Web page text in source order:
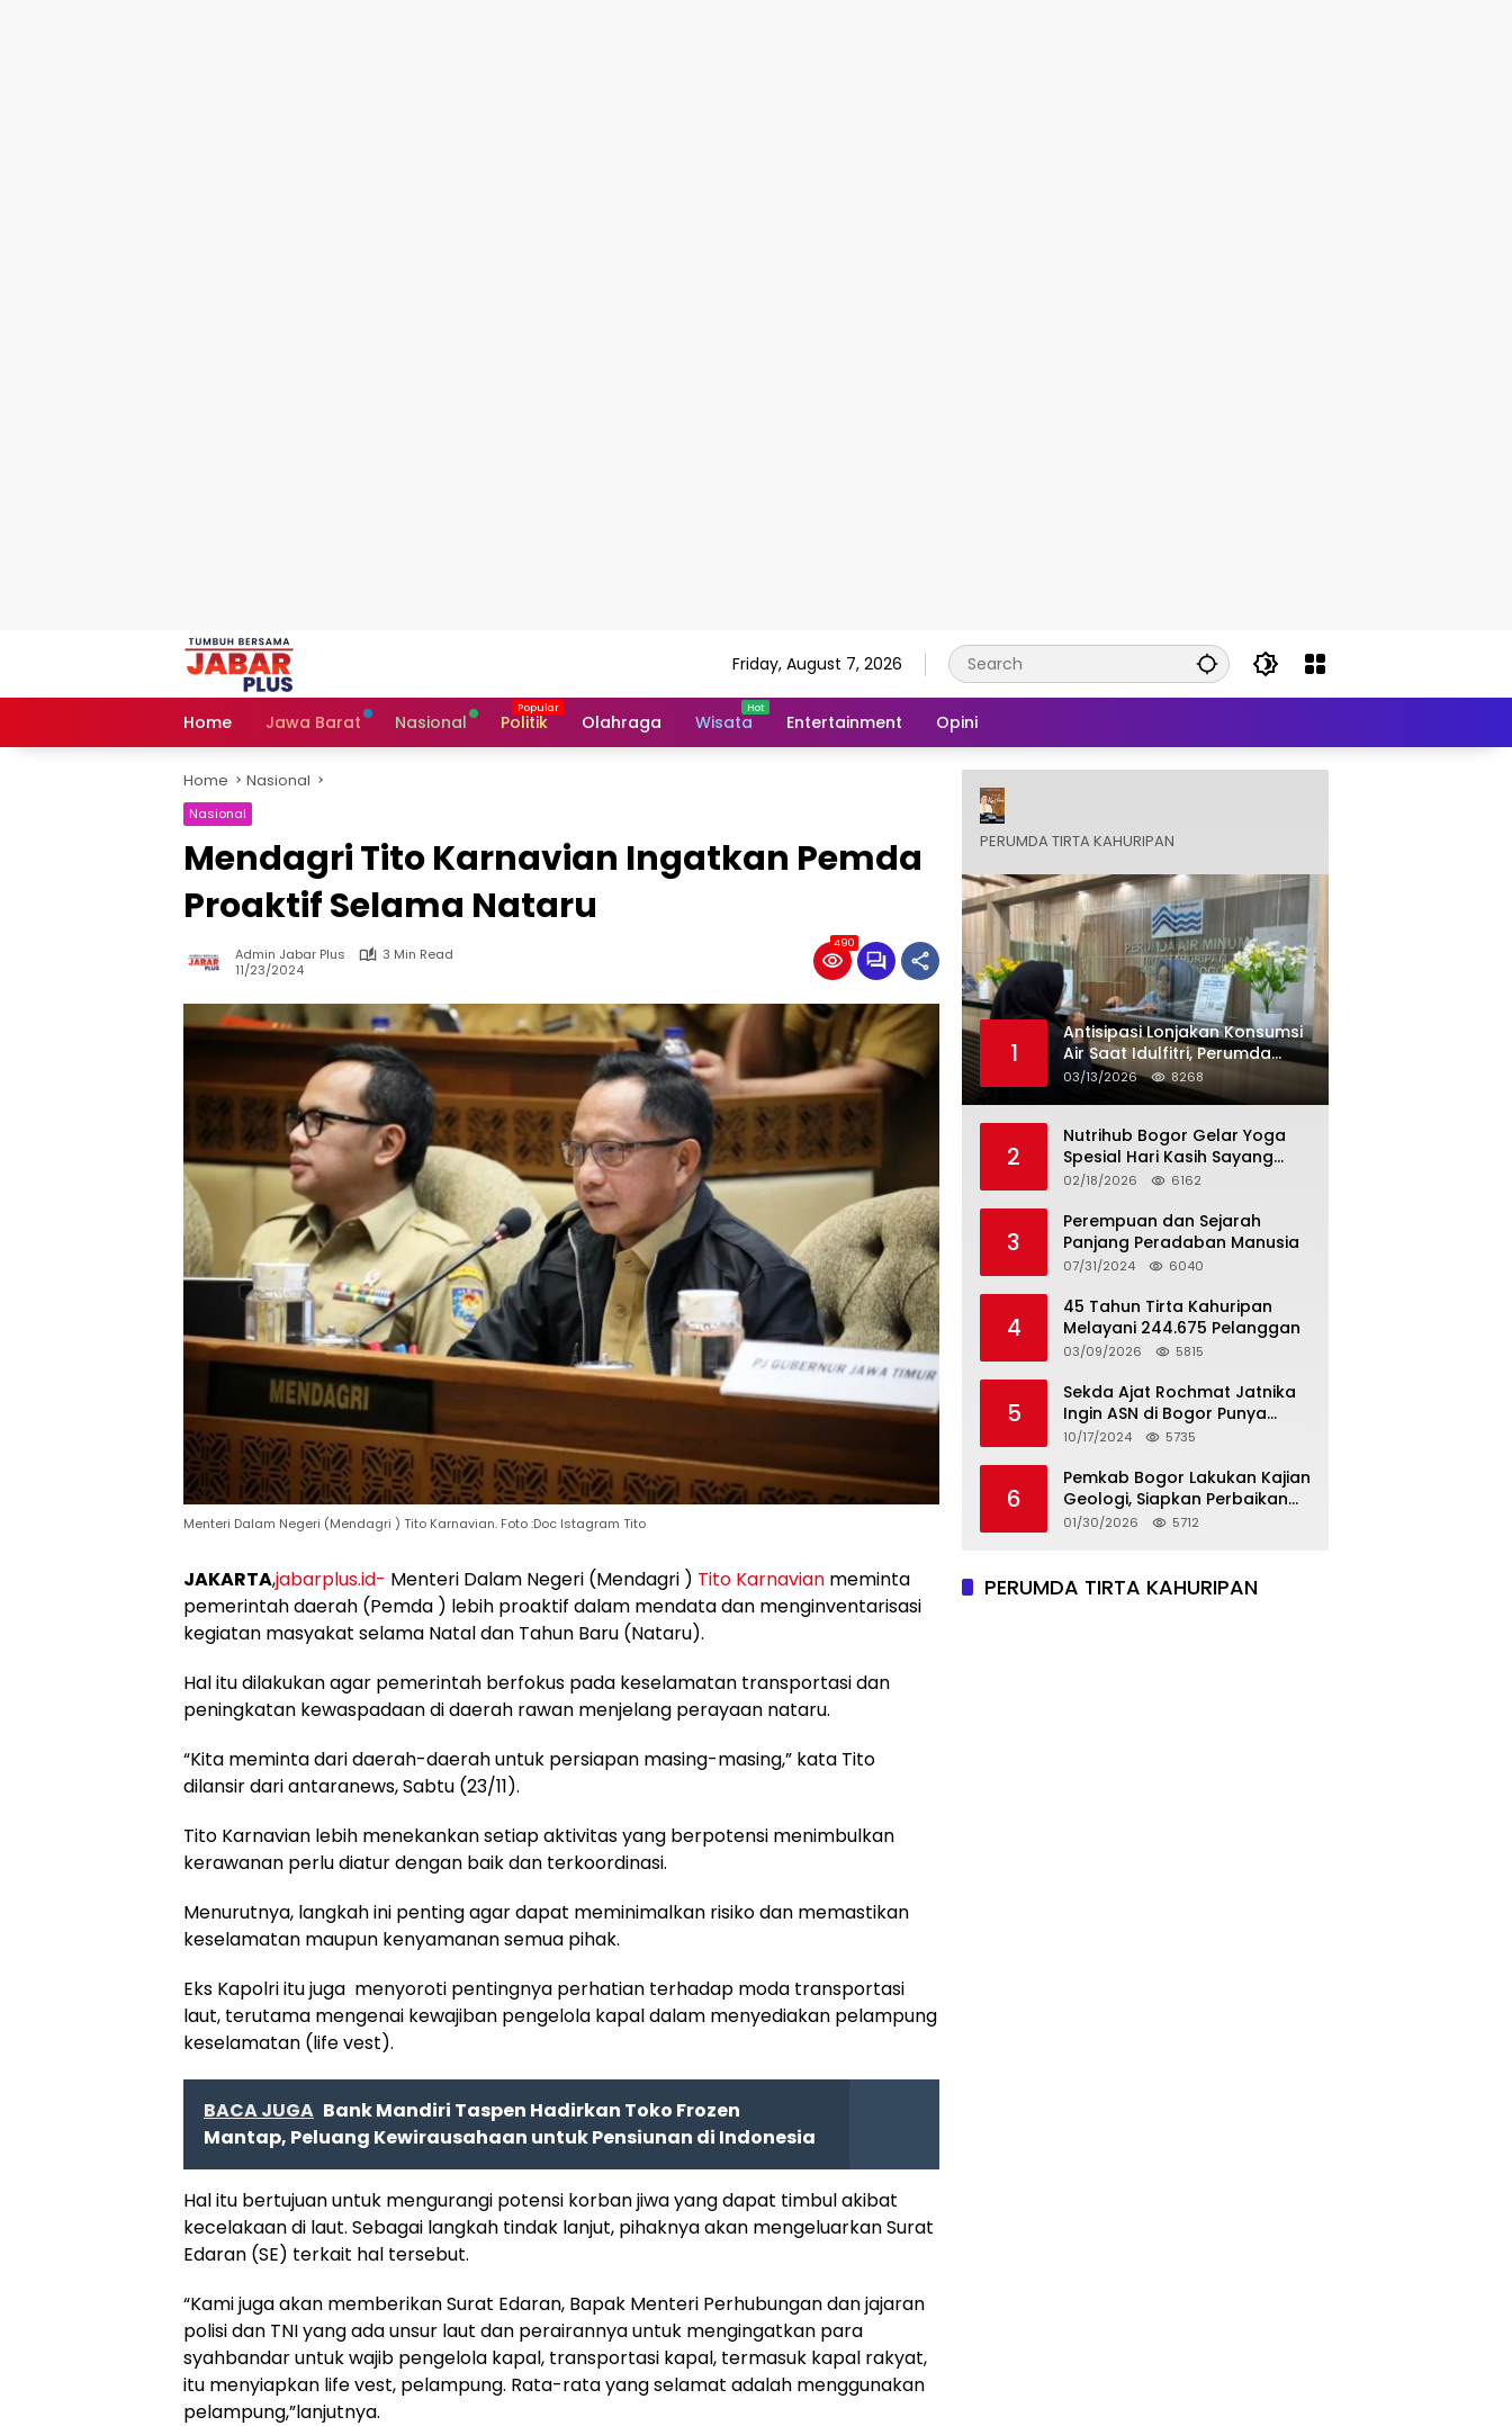
Friday, August 7, 2026
Home Jawa Barat Nasional Politik Olahraga Wisata Entertainment Opini
Home Nasional
Nasional
Mendagri Tito Karnavian Ingatkan Pemda
Proaktif Selama Nataru
Admin Jabar Plus
3 Min Read
11/23/2024
490
Menteri Dalam Negeri (Mendagri ) Tito Karnavian. Foto :Doc Istagram Tito
JAKARTA,jabarplus.id- Menteri Dalam Negeri (Mendagri ) Tito Karnavian meminta
pemerintah daerah (Pemda ) lebih proaktif dalam mendata dan menginventarisasi
kegiatan masyakat selama Natal dan Tahun Baru (Nataru).
Hal itu dilakukan agar pemerintah berfokus pada keselamatan transportasi dan
peningkatan kewaspadaan di daerah rawan menjelang perayaan nataru.
“Kita meminta dari daerah-daerah untuk persiapan masing-masing,” kata Tito
dilansir dari antaranews, Sabtu (23/11).
Tito Karnavian lebih menekankan setiap aktivitas yang berpotensi menimbulkan
kerawanan perlu diatur dengan baik dan terkoordinasi.
Menurutnya, langkah ini penting agar dapat meminimalkan risiko dan memastikan
keselamatan maupun kenyamanan semua pihak.
Eks Kapolri itu juga menyoroti pentingnya perhatian terhadap moda transportasi
laut, terutama mengenai kewajiban pengelola kapal dalam menyediakan pelampung
keselamatan (life vest).
BACA JUGA Bank Mandiri Taspen Hadirkan Toko Frozen
Mantap, Peluang Kewirausahaan untuk Pensiunan di Indonesia
Hal itu bertujuan untuk mengurangi potensi korban jiwa yang dapat timbul akibat
kecelakaan di laut. Sebagai langkah tindak lanjut, pihaknya akan mengeluarkan Surat
Edaran (SE) terkait hal tersebut.
“Kami juga akan memberikan Surat Edaran, Bapak Menteri Perhubungan dan jajaran
polisi dan TNI yang ada unsur laut dan perairannya untuk mengingatkan para
syahbandar untuk wajib pengelola kapal, transportasi kapal, termasuk kapal rakyat,
itu menyiapkan life vest, pelampung. Rata-rata yang selamat adalah menggunakan
pelampung,”lanjutnya.
PERUMDA TIRTA KAHURIPAN
1
Antisipasi Lonjakan Konsumsi
Air Saat Idulfitri, Perumda
Tirta Kahuripan Berlakukan
Status Siaga Lebaran
03/13/2026 8268
2
Nutrihub Bogor Gelar Yoga
Spesial Hari Kasih Sayang
Sekaligus Luncurkan
Golden Ube
02/18/2026 6162
3
Perempuan dan Sejarah
Panjang Peradaban Manusia
07/31/2024 6040
4
45 Tahun Tirta Kahuripan
Melayani 244.675 Pelanggan
03/09/2026 5815
5
Sekda Ajat Rochmat Jatnika
Ingin ASN di Bogor Punya
Kualitas
10/17/2024 5735
6
Pemkab Bogor Lakukan Kajian
Geologi, Siapkan Perbaikan
Rumah Korban Pergeseran
01/30/2026 5712
PERUMDA TIRTA KAHURIPAN